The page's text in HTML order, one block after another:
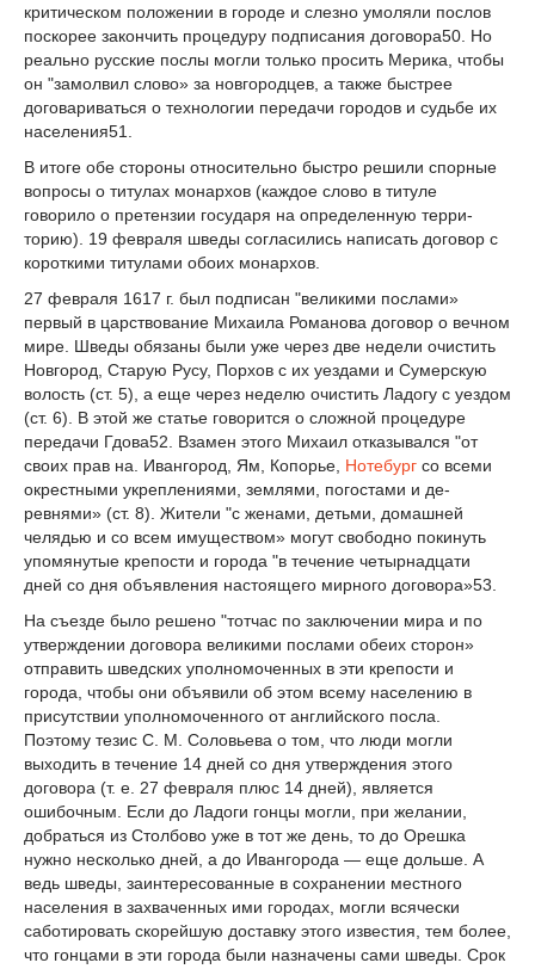
критическом положении в городе и слезно умоляли послов
поскорее закончить процедуру подписания договора50. Но
реально русские послы могли только просить Мерика, чтобы
он "замолвил слово» за новгородцев, а также быст­рее
договариваться о технологии передачи городов и судьбе их
населения51.
В итоге обе стороны относительно быстро решили спорные
вопросы о титулах мо­нархов (каждое слово в титуле
говорило о претензии государя на определенную терри­
торию). 19 февраля шведы согласились написать договор с
короткими титулами обоих монархов.
27 февраля 1617 г. был подписан "великими послами»
первый в царствование Михаила Романова договор о вечном
мире. Шведы обязаны были уже через две недели очистить
Новгород, Старую Русу, Порхов с их уездами и Сумерскую
волость (ст. 5), а еще через неделю очистить Ладогу с уездом
(ст. 6). В этой же статье говорится о сложной процеду­ре
передачи Гдова52 . Взамен этого Михаил отказывался "от
своих прав на. Ивангород, Ям, Копорье, Нотебург со всеми
окрестными укреплениями, землями, погостами и де­
ревнями» (ст. 8). Жители "с женами, детьми, домашней
челядью и со всем имуществом» могут свободно покинуть
упомянутые крепости и города "в течение четырнадцати
дней со дня объявления настоящего мирного договора»53
На съезде было решено "тотчас по заключении мира и по
утверждении договора ве­ликими послами обеих сторон»
отправить шведских уполномоченных в эти крепости и
города, чтобы они объявили об этом всему населению в
присутствии уполномоченного от английского посла.
Поэтому тезис С. М. Соловьева о том, что люди могли
выходить в течение 14 дней со дня утверждения этого
договора (т. е. 27 февраля плюс 14 дней), яв­ляется
ошибочным. Если до Ладоги гонцы могли, при желании,
добраться из Столбово уже в тот же день, то до Орешка
нужно несколько дней, а до Ивангорода — еще дольше. А
ведь шведы, заинтересованные в сохранении местного
населения в захваченных ими городах, могли всячески
саботировать скорейшую доставку этого известия, тем более,
что гонцами в эти города были назначены сами шведы. Срок